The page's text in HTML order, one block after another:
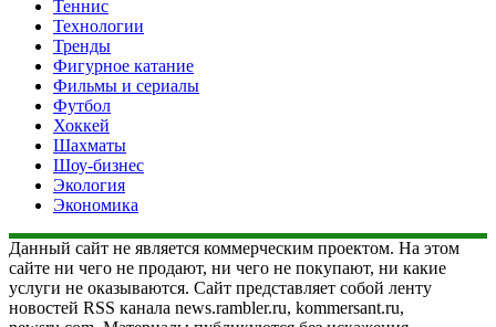
Теннис
Технологии
Тренды
Фигурное катание
Фильмы и сериалы
Футбол
Хоккей
Шахматы
Шоу-бизнес
Экология
Экономика
Данный сайт не является коммерческим проектом. На этом
сайте ни чего не продают, ни чего не покупают, ни какие
услуги не оказываются. Сайт представляет собой ленту
новостей RSS канала news.rambler.ru, kommersant.ru,